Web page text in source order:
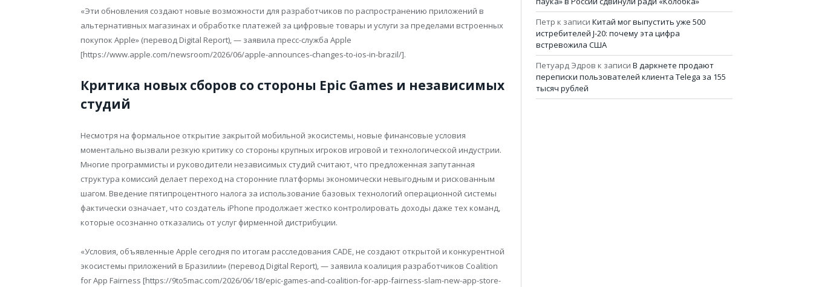
«Эти обновления создают новые возможности для разработчиков по распространению приложений в
альтернативных магазинах и обработке платежей за цифровые товары и услуги за пределами встроенных
покупок Apple» (перевод Digital Report), — заявила пресс-служба Apple
[https://www.apple.com/newsroom/2026/06/apple-announces-changes-to-ios-in-brazil/].
Критика новых сборов со стороны Epic Games и независимых
студий
Несмотря на формальное открытие закрытой мобильной экосистемы, новые финансовые условия
моментально вызвали резкую критику со стороны крупных игроков игровой и технологической индустрии.
Многие программисты и руководители независимых студий считают, что предложенная запутанная
структура комиссий делает переход на сторонние платформы экономически невыгодным и рискованным
шагом. Введение пятипроцентного налога за использование базовых технологий операционной системы
фактически означает, что создатель iPhone продолжает жестко контролировать доходы даже тех команд,
которые осознанно отказались от услуг фирменной дистрибуции.
«Условия, объявленные Apple сегодня по итогам расследования CADE, не создают открытой и конкурентной
экосистемы приложений в Бразилии» (перевод Digital Report), — заявила коалиция разработчиков Coalition
for App Fairness [https://9to5mac.com/2026/06/18/epic-games-and-coalition-for-app-fairness-slam-new-app-store-
Петр к записи Китай мог выпустить уже 500
истребителей J-20: почему эта цифра
встревожила США
Петуард Эдров к записи В даркнете продают
переписки пользователей клиента Telega за 155
тысяч рублей